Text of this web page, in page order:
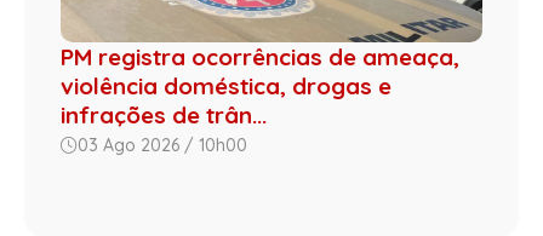
PM registra ocorrências de ameaça,
violência doméstica, drogas e
infrações de trân...
03 Ago 2026 / 10h00